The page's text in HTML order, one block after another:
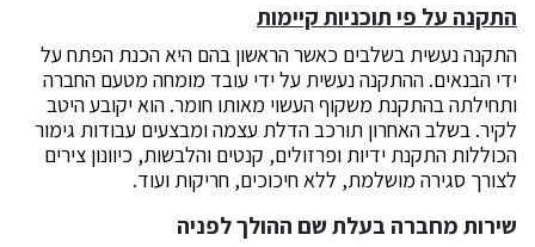
התקנה על פי תוכניות קיימות
התקנה נעשית בשלבים כאשר הראשון בהם היא הכנת הפתח על
ידי הבנאים. ההתקנה נעשית על ידי עובד מומחה מטעם החברה
ותחילתה בהתקנת משקוף העשוי מאותו חומר. הוא יקובע היטב
לקיר. בשלב האחרון תורכב הדלת עצמה ומבצעים עבודות גימור
הכוללות התקנת ידיות ופרזולים, קנטים והלבשות, כיוונון צירים
לצורך סגירה מושלמת, ללא חיכוכים, חריקות ועוד.
שירות מחברה בעלת שם ההולך לפניה